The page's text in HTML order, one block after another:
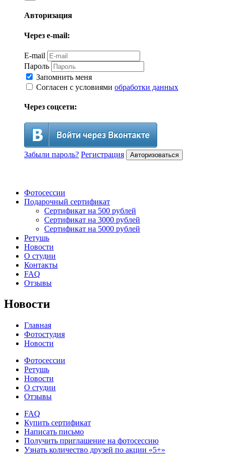
Авторизация
Через e-mail:
E-mail
Пароль
Запомнить меня
Согласен с условиями обработки данных
Через соцсети:
Забыли пароль? Регистрация Авторизоваться
Фотосессии
Подарочный сертификат
Сертификат на 500 рублей
Сертификат на 3000 рублей
Сертификат на 5000 рублей
Ретушь
Новости
О студии
Контакты
FAQ
Отзывы
Новости
Главная
Фотостудия
Новости
Фотосессии
Ретушь
Новости
О студии
Отзывы
FAQ
Купить сертификат
Написать письмо
Получить приглашение на фотосессию
Узнать количество друзей по акции «5+»